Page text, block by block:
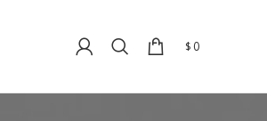
$ 0